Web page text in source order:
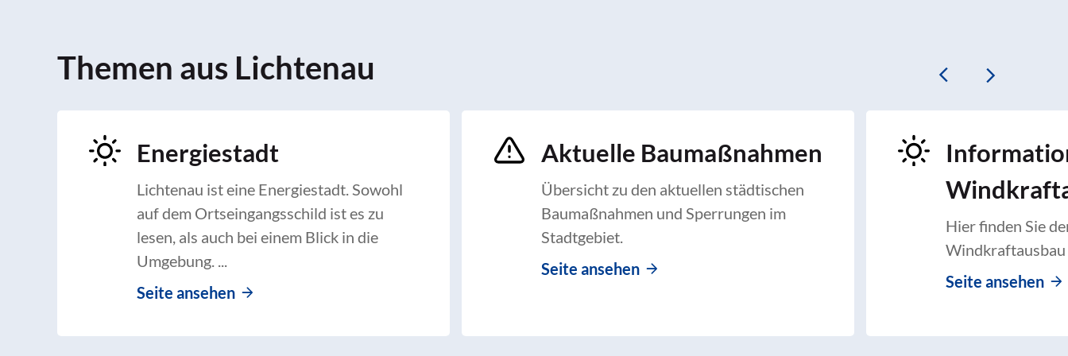
Themen aus Lichtenau
Energiestadt
Lichtenau ist eine Energiestadt. Sowohl
auf dem Ortseingangsschild ist es zu
lesen, als auch bei einem Blick in die
Umgebung. ...
Seite ansehen
Aktuelle Baumaßnahmen
Übersicht zu den aktuellen städtischen
Baumaßnahmen und Sperrungen im
Stadtgebiet.
Seite ansehen
Hier finden Sie
Windkraftausbau
Seite ansehen